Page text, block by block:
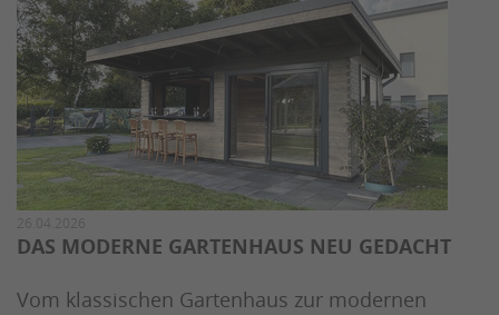
26.04.2026
DAS MODERNE GARTENHAUS NEU GEDACHT
Vom klassischen Gartenhaus zur modernen